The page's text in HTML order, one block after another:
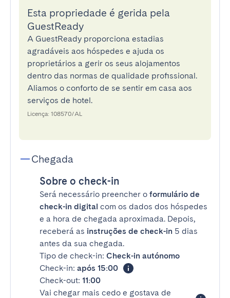
Esta propriedade é gerida pela
GuestReady
A GuestReady proporciona estadias
agradáveis aos hóspedes e ajuda os
proprietários a gerir os seus alojamentos
dentro das normas de qualidade profissional.
Aliamos o conforto de se sentir em casa aos
serviços de hotel.
Licença: 108570/AL
Chegada
Sobre o check-in
Será necessário preencher o formulário de
check-in digital com os dados dos hóspedes
e a hora de chegada aproximada. Depois,
receberá as instruções de check-in 5 dias
antes da sua chegada.
Tipo de check-in: Check-in autónomo
Check-in: após 15:00
Check-out: 11:00
Vai chegar mais cedo e gostava de